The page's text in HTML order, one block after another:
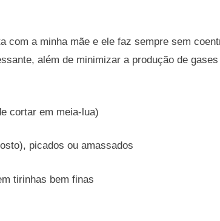
com a minha mãe e ele faz sempre sem
além de minimizar a produção de gases
cortar em meia-lua)
picados ou amassados
tirinhas bem finas